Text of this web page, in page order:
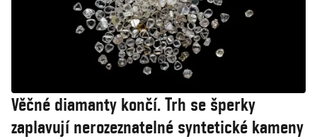
Věčné diamanty končí. Trh se šperky
zaplavují nerozeznatelné syntetické kameny